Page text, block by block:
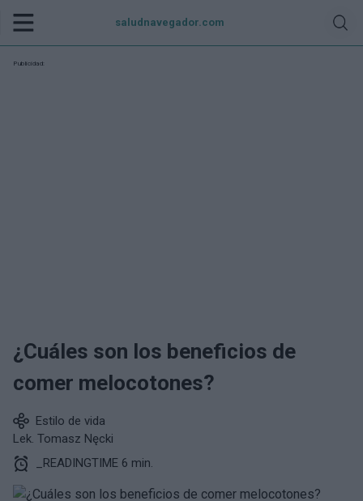
saludnavegador.com
Publicidad:
¿Cuáles son los beneficios de
comer melocotones?
Estilo de vida
Lek. Tomasz Nęcki
_READINGTIME 6 min.